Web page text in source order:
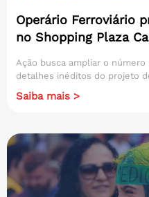
Operário Ferroviário
no Shopping Plaza
Ação busca ampliar o
detalhes inéditos do projeto
Saiba mais >